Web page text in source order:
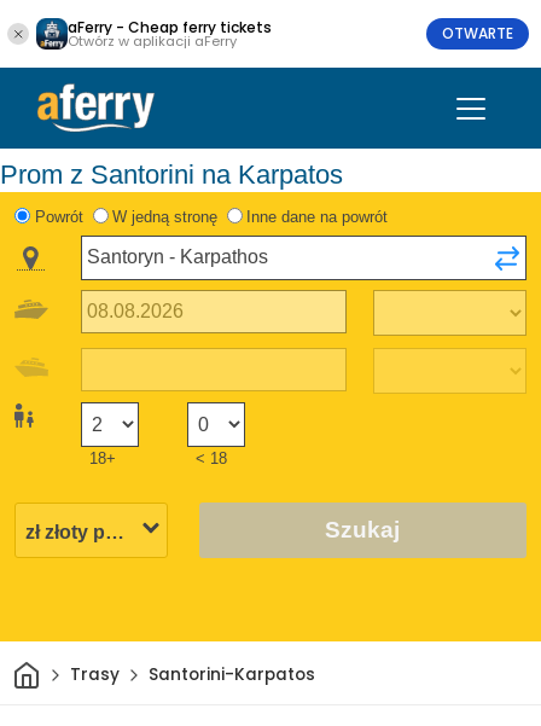
aFerry - Cheap ferry tickets
Otwórz w aplikacji aFerry OTWARTE
Prom z Santorini na Karpatos
Powrót W jedną stronę Inne dane na powrót
18+ < 18
Szukaj
DomTrasy Santorini-Karpatos